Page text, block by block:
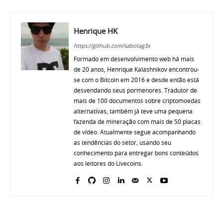
Henrique HK
https://github.com/sabotag3x
Formado em desenvolvimento web há mais
de 20 anos, Henrique Kalashnikov encontrou-
se com o Bitcoin em 2016 e desde então está
desvendando seus pormenores. Tradutor de
mais de 100 documentos sobre criptomoedas
alternativas, também já teve uma pequena
fazenda de mineração com mais de 50 placas
de vídeo. Atualmente segue acompanhando
as tendências do setor, usando seu
conhecimento para entregar bons conteúdos
aos leitores do Livecoins.